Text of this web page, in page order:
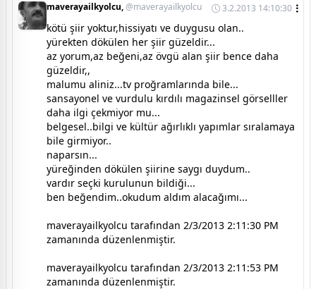
maverayailkyolcu,@maverayailkyolcu 3.2.2013 14:10:30
kötü şiir yoktur,hissiyatı ve duygusu olan..
yürekten dökülen her şiir güzeldir...
az yorum,az beğeni,az övgü alan şiir bence daha
güzeldir,,
malumu aliniz...tv proğramlarında bile...
sansayonel ve vurdulu kırdılı magazinsel görselller
daha ilgi çekmiyor mu...
belgesel..bilgi ve kültür ağırlıklı yapımlar sıralamaya
bile girmiyor..
naparsın...
yüreğinden dökülen şiirine saygı duydum..
vardır seçki kurulunun bildiği...
ben beğendim..okudum aldım alacağımı...
maverayailkyolcu tarafından 2/3/2013 2:11:30 PM
zamanında düzenlenmiştir.
maverayailkyolcu tarafından 2/3/2013 2:11:53 PM
zamanında düzenlenmiştir.